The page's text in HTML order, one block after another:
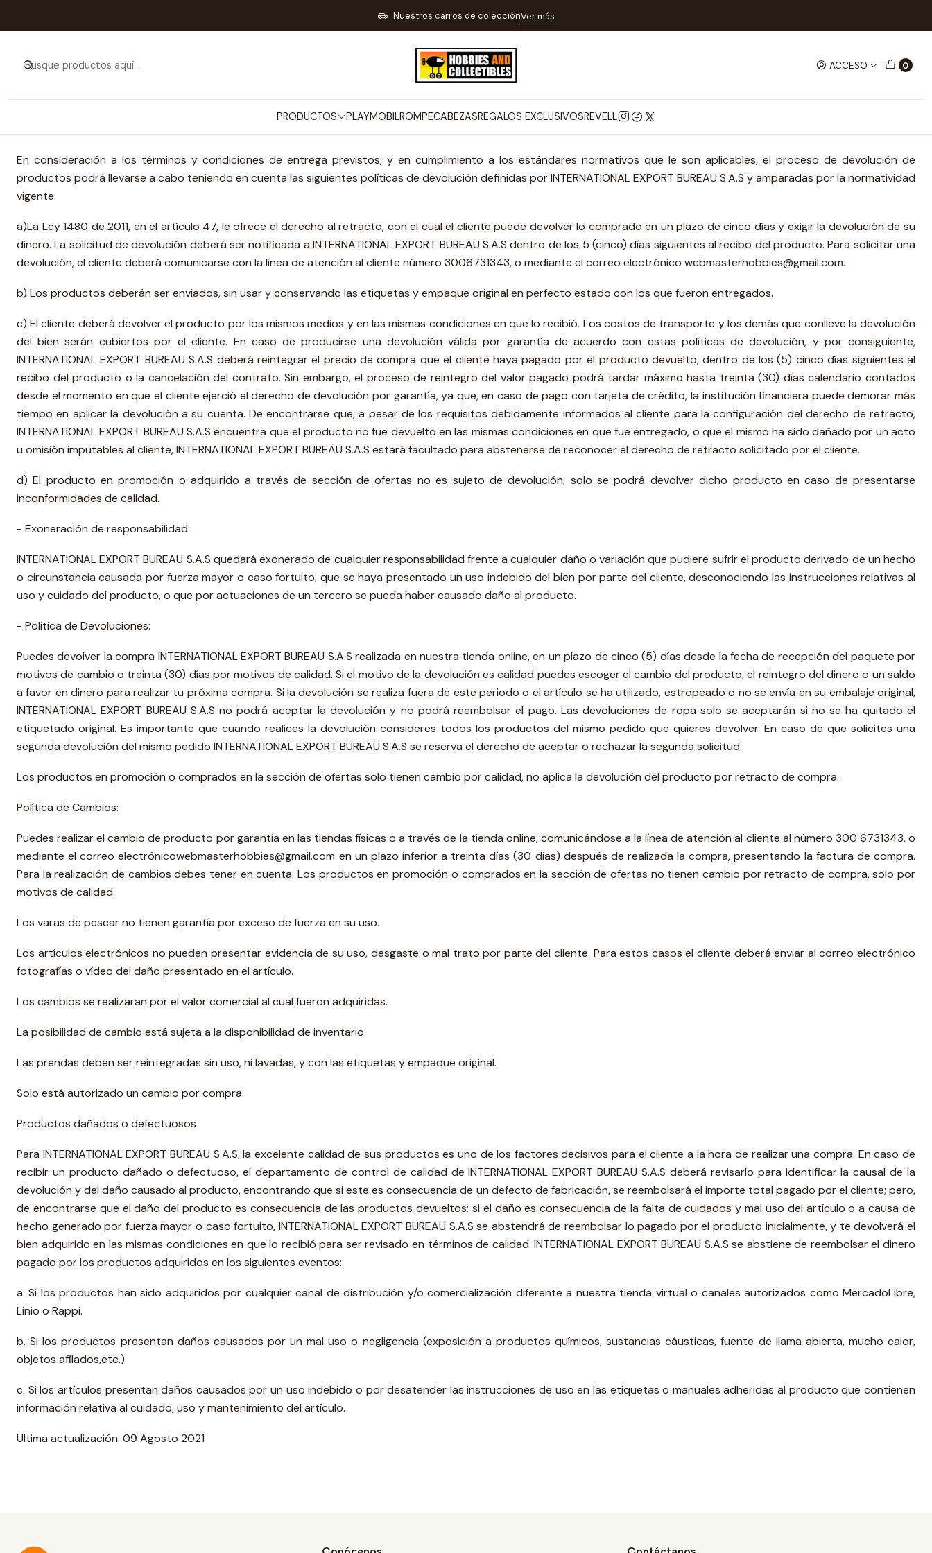
ACCESO 0
PRODUCTOS PLAYMOBILROMPECABEZASREGALOS EXCLUSIVOSREVELL
Nuestros carros de colecciónVer más
Inicio Refund Policy
Refund Policy
En consideración a los términos y condiciones de entrega previstos, y en cumplimiento a los estándares normativos que le son aplicables, el proceso de devolución de
productos podrá llevarse a cabo teniendo en cuenta las siguientes políticas de devolución definidas por INTERNATIONAL EXPORT BUREAU S.A.S y amparadas por la normatividad
vigente:
a)La Ley 1480 de 2011, en el artículo 47, le ofrece el derecho al retracto, con el cual el cliente puede devolver lo comprado en un plazo de cinco días y exigir la devolución de su
dinero. La solicitud de devolución deberá ser notificada a INTERNATIONAL EXPORT BUREAU S.A.S dentro de los 5 (cinco) días siguientes al recibo del producto. Para solicitar una
devolución, el cliente deberá comunicarse con la línea de atención al cliente número 3006731343, o mediante el correo electrónico webmasterhobbies@gmail.com.
b) Los productos deberán ser enviados, sin usar y conservando las etiquetas y empaque original en perfecto estado con los que fueron entregados.
c) El cliente deberá devolver el producto por los mismos medios y en las mismas condiciones en que lo recibió. Los costos de transporte y los demás que conlleve la devolución
del bien serán cubiertos por el cliente. En caso de producirse una devolución válida por garantía de acuerdo con estas políticas de devolución, y por consiguiente,
INTERNATIONAL EXPORT BUREAU S.A.S deberá reintegrar el precio de compra que el cliente haya pagado por el producto devuelto, dentro de los (5) cinco días siguientes al
recibo del producto o la cancelación del contrato. Sin embargo, el proceso de reintegro del valor pagado podrá tardar máximo hasta treinta (30) días calendario contados
desde el momento en que el cliente ejerció el derecho de devolución por garantía, ya que, en caso de pago con tarjeta de crédito, la institución financiera puede demorar más
tiempo en aplicar la devolución a su cuenta. De encontrarse que, a pesar de los requisitos debidamente informados al cliente para la configuración del derecho de retracto,
INTERNATIONAL EXPORT BUREAU S.A.S encuentra que el producto no fue devuelto en las mismas condiciones en que fue entregado, o que el mismo ha sido dañado por un acto
u omisión imputables al cliente, INTERNATIONAL EXPORT BUREAU S.A.S estará facultado para abstenerse de reconocer el derecho de retracto solicitado por el cliente.
d) El producto en promoción o adquirido a través de sección de ofertas no es sujeto de devolución, solo se podrá devolver dicho producto en caso de presentarse
inconformidades de calidad.
- Exoneración de responsabilidad:
INTERNATIONAL EXPORT BUREAU S.A.S quedará exonerado de cualquier responsabilidad frente a cualquier daño o variación que pudiere sufrir el producto derivado de un hecho
o circunstancia causada por fuerza mayor o caso fortuito, que se haya presentado un uso indebido del bien por parte del cliente, desconociendo las instrucciones relativas al
uso y cuidado del producto, o que por actuaciones de un tercero se pueda haber causado daño al producto.
- Política de Devoluciones:
Puedes devolver la compra INTERNATIONAL EXPORT BUREAU S.A.S realizada en nuestra tienda online, en un plazo de cinco (5) días desde la fecha de recepción del paquete por
motivos de cambio o treinta (30) días por motivos de calidad. Si el motivo de la devolución es calidad puedes escoger el cambio del producto, el reintegro del dinero o un saldo
a favor en dinero para realizar tu próxima compra. Si la devolución se realiza fuera de este periodo o el artículo se ha utilizado, estropeado o no se envía en su embalaje original,
INTERNATIONAL EXPORT BUREAU S.A.S no podrá aceptar la devolución y no podrá reembolsar el pago. Las devoluciones de ropa solo se aceptarán si no se ha quitado el
etiquetado original. Es importante que cuando realices la devolución consideres todos los productos del mismo pedido que quieres devolver. En caso de que solicites una
segunda devolución del mismo pedido INTERNATIONAL EXPORT BUREAU S.A.S se reserva el derecho de aceptar o rechazar la segunda solicitud.
Los productos en promoción o comprados en la sección de ofertas solo tienen cambio por calidad, no aplica la devolución del producto por retracto de compra.
Política de Cambios:
Puedes realizar el cambio de producto por garantía en las tiendas físicas o a través de la tienda online, comunicándose a la línea de atención al cliente al número 300 6731343, o
mediante el correo electrónicowebmasterhobbies@gmail.com en un plazo inferior a treinta días (30 días) después de realizada la compra, presentando la factura de compra.
Para la realización de cambios debes tener en cuenta: Los productos en promoción o comprados en la sección de ofertas no tienen cambio por retracto de compra, solo por
motivos de calidad.
Los varas de pescar no tienen garantía por exceso de fuerza en su uso.
Los artículos electrónicos no pueden presentar evidencia de su uso, desgaste o mal trato por parte del cliente. Para estos casos el cliente deberá enviar al correo electrónico
fotografías o vídeo del daño presentado en el artículo.
Los cambios se realizaran por el valor comercial al cual fueron adquiridas.
La posibilidad de cambio está sujeta a la disponibilidad de inventario.
Las prendas deben ser reintegradas sin uso, ni lavadas, y con las etiquetas y empaque original.
Solo está autorizado un cambio por compra.
Productos dañados o defectuosos
Para INTERNATIONAL EXPORT BUREAU S.A.S, la excelente calidad de sus productos es uno de los factores decisivos para el cliente a la hora de realizar una compra. En caso de
recibir un producto dañado o defectuoso, el departamento de control de calidad de INTERNATIONAL EXPORT BUREAU S.A.S deberá revisarlo para identificar la causal de la
devolución y del daño causado al producto, encontrando que si este es consecuencia de un defecto de fabricación, se reembolsará el importe total pagado por el cliente; pero,
de encontrarse que el daño del producto es consecuencia de las productos devueltos; si el daño es consecuencia de la falta de cuidados y mal uso del artículo o a causa de
hecho generado por fuerza mayor o caso fortuito, INTERNATIONAL EXPORT BUREAU S.A.S se abstendrá de reembolsar lo pagado por el producto inicialmente, y te devolverá el
bien adquirido en las mismas condiciones en que lo recibió para ser revisado en términos de calidad. INTERNATIONAL EXPORT BUREAU S.A.S se abstiene de reembolsar el dinero
pagado por los productos adquiridos en los siguientes eventos:
a. Si los productos han sido adquiridos por cualquier canal de distribución y/o comercialización diferente a nuestra tienda virtual o canales autorizados como MercadoLibre,
Linio o Rappi.
b. Si los productos presentan daños causados por un mal uso o negligencia (exposición a productos químicos, sustancias cáusticas, fuente de llama abierta, mucho calor,
objetos afilados,etc.)
c. Si los artículos presentan daños causados por un uso indebido o por desatender las instrucciones de uso en las etiquetas o manuales adheridas al producto que contienen
información relativa al cuidado, uso y mantenimiento del artículo.
Ultima actualización: 09 Agosto 2021